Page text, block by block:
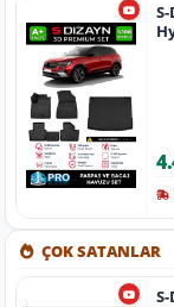
ÇOK SATANLAR